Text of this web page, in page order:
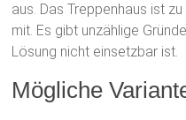
aus. Das Treppenhaus ist
mit. Es gibt unzählige
Lösung nicht einsetzbar ist.
Mögliche